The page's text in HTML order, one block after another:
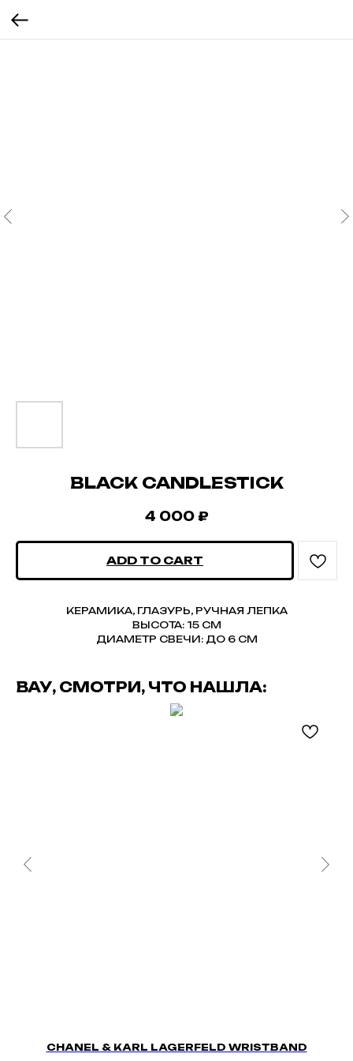
BLACK CANDLESTICK
4 000 ₽
ADD TO CART
КЕРАМИКА, ГЛАЗУРЬ, РУЧНАЯ ЛЕПКА
ВЫСОТА: 15 СМ
ДИАМЕТР СВЕЧИ: ДО 6 СМ
ВАУ, СМОТРИ, ЧТО НАШЛА:
CHANEL & KARL LAGERFELD WRISTBAND